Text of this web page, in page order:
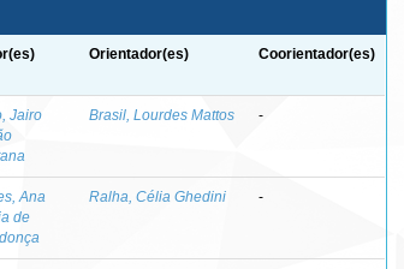
Orientador(es) Coorientador(es)
Jairo
Brasil, Lourdes Mattos -
Ana
de
Ralha, Célia Ghedini -